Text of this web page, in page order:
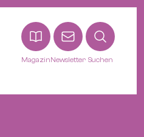
MagazinNewsletter Suchen